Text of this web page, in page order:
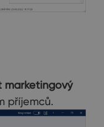
marketingový
příjemců.